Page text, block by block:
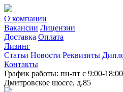
О компании
Вакансии Лицензии
Доставка Оплата
Лизинг
Статьи Новости Реквизиты
Контакты
График работы: пн-пт с 9:00-18:00
Дмитровское шоссе, д.85